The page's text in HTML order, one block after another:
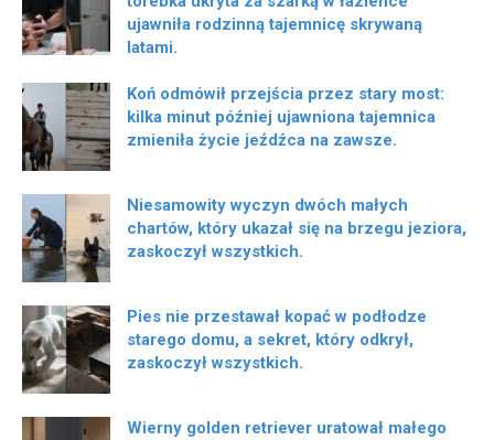
ujawniła rodzinną tajemnicę skrywaną
latami.
Koń odmówił przejścia przez stary most:
kilka minut później ujawniona tajemnica
zmieniła życie jeźdźca na zawsze.
Niesamowity wyczyn dwóch małych
chartów, który ukazał się na brzegu jeziora,
zaskoczył wszystkich.
Pies nie przestawał kopać w podłodze
starego domu, a sekret, który odkrył,
zaskoczył wszystkich.
Wierny golden retriever uratował małego